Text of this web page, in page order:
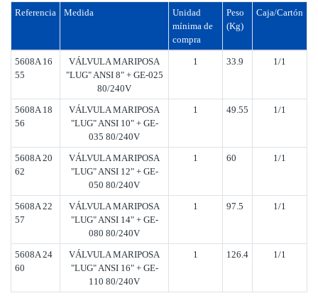
Referencia Medida
Unidad
mínima de
compra
Peso
(Kg)
Caja/Cartón
5608A 16
55
VÁLVULA MARIPOSA
"LUG" ANSI 8" + GE-025
80/240V
1 33.9 1/1
5608A 18
56
VÁLVULA MARIPOSA
"LUG" ANSI 10" + GE-
035 80/240V
1 49.55 1/1
5608A 20
62
VÁLVULA MARIPOSA
"LUG" ANSI 12" + GE-
050 80/240V
1 60 1/1
5608A 22
57
VÁLVULA MARIPOSA
"LUG" ANSI 14" + GE-
080 80/240V
1 97.5 1/1
5608A 24
60
VÁLVULA MARIPOSA
"LUG" ANSI 16" + GE-
110 80/240V
1 126.4 1/1